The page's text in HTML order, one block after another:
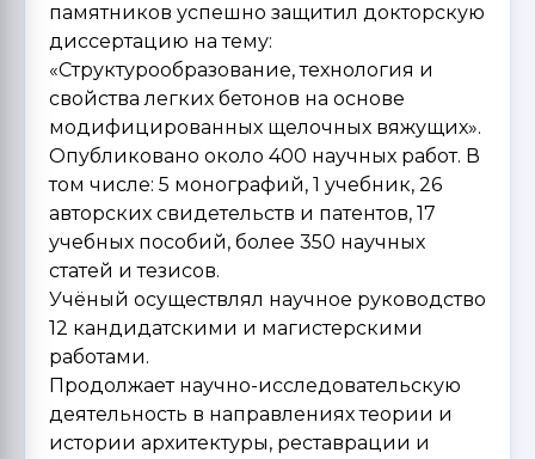
памятников успешно защитил докторскую
диссертацию на тему:
«Структурообразование, технология и
свойства легких бетонов на основе
модифицированных щелочных вяжущих».
Опубликовано около 400 научных работ. В
том числе: 5 монографий, 1 учебник, 26
авторских свидетельств и патентов, 17
учебных пособий, более 350 научных
статей и тезисов.
Учёный осуществлял научное руководство
12 кандидатскими и магистерскими
работами.
Продолжает научно-исследовательскую
деятельность в направлениях теории и
истории архитектуры, реставрации и